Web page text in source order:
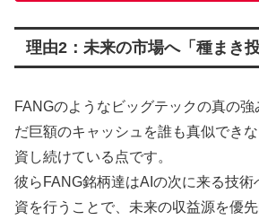
理由2：未来の市場へ「種まき投
FANGのようなビッグテックの真の
だ巨額のキャッシュを誰も真似でき
資し続けている点です。
彼らFANG銘柄達はAIの次に来る技術
資を行うことで、未来の収益源を優